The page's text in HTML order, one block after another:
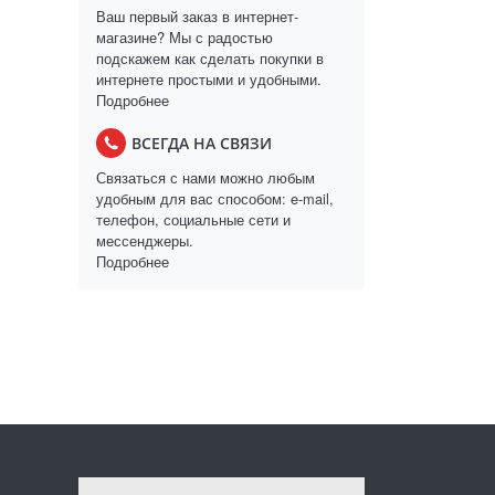
Ваш первый заказ в интернет-
магазине? Мы с радостью
подскажем как сделать покупки в
интернете простыми и удобными.
Подробнее
ВСЕГДА НА СВЯЗИ
Связаться с нами можно любым
удобным для вас способом: e-mail,
телефон, социальные сети и
мессенджеры.
Подробнее